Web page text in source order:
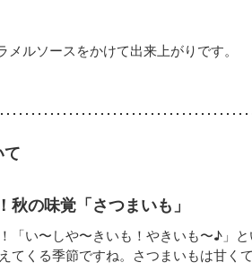
ルソースをかけて出来上がりです。
秋の味覚「さつまいも」
「い〜しや〜きいも！やきいも〜♪」
てくる季節ですね。さつまいもは甘く